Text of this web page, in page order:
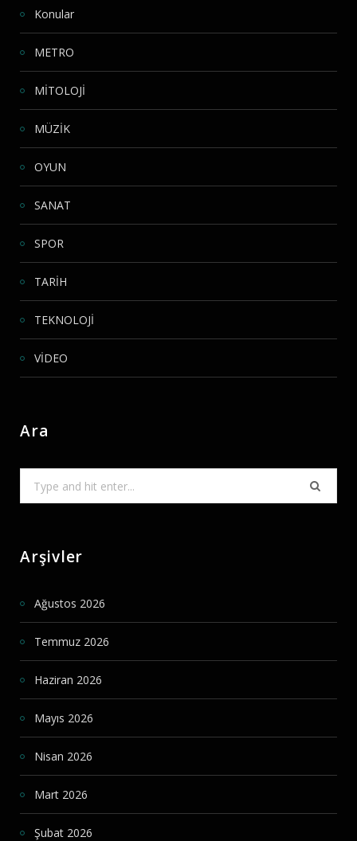
Konular
METRO
MİTOLOJİ
MÜZİK
OYUN
SANAT
SPOR
TARİH
TEKNOLOJİ
VİDEO
Ara
Arşivler
Ağustos 2026
Temmuz 2026
Haziran 2026
Mayıs 2026
Nisan 2026
Mart 2026
Şubat 2026